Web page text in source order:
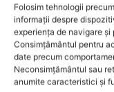
Folosim tehnologii
informații despre
experiența de navigare
Consimțământul pentru
date precum
Neconsimțământul sau
anumite caracteristici și
Examenele
eviti